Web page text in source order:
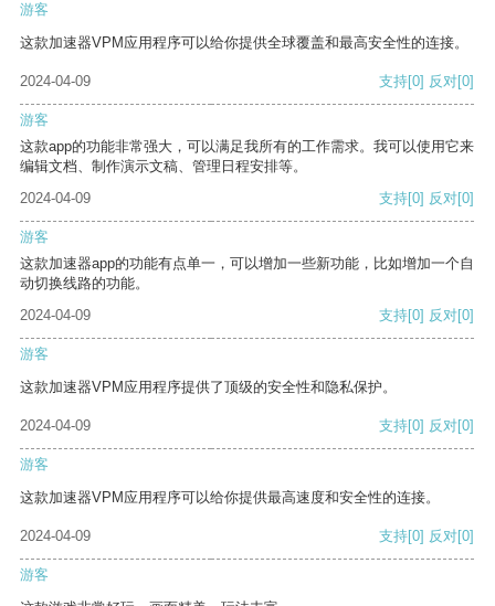
游客
这款加速器VPM应用程序可以给你提供全球覆盖和最高安全性的连接。
2024-04-09 支持[0] 反对[0]
游客
这款app的功能非常强大，可以满足我所有的工作需求。我可以使用它来
编辑文档、制作演示文稿、管理日程安排等。
2024-04-09
支持[0] 反对[0]
游客
这款加速器app的功能有点单一，可以增加一些新功能，比如增加一个自
动切换线路的功能。
2024-04-09
支持[0] 反对[0]
游客
这款加速器VPM应用程序提供了顶级的安全性和隐私保护。
2024-04-09 支持[0] 反对[0]
游客
这款加速器VPM应用程序可以给你提供最高速度和安全性的连接。
2024-04-09 支持[0] 反对[0]
游客